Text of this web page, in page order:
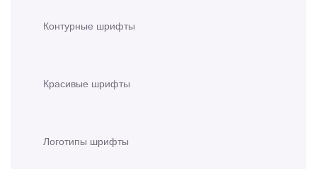
Контурные шрифты
Красивые шрифты
Логотипы шрифты